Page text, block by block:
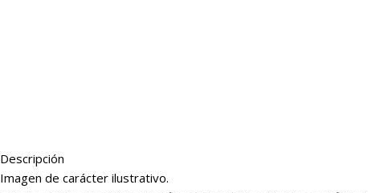
Descripción
Imagen de carácter ilustrativo.